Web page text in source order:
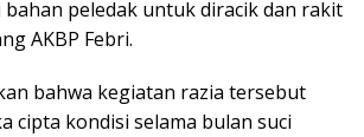
peledak untuk diracik dan rakit
AKBP Febri.
bahwa kegiatan razia tersebut
cipta kondisi selama bulan suci